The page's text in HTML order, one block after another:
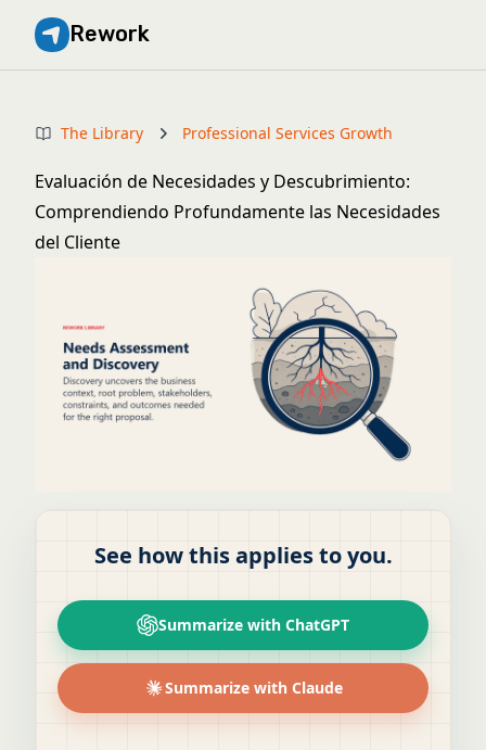
Rework
The Library Professional Services Growth
Evaluación de Necesidades y Descubrimiento:
Comprendiendo Profundamente las Necesidades
del Cliente
See how this applies to you.
Summarize with ChatGPT
Summarize with Claude